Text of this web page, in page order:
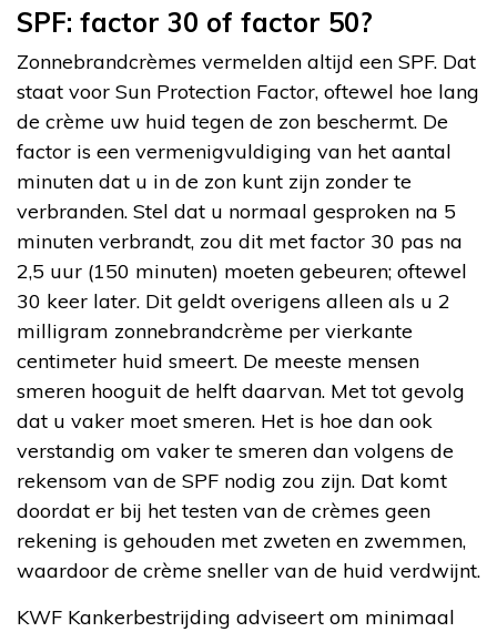
SPF: factor 30 of factor 50?
Zonnebrandcrèmes vermelden altijd een SPF. Dat
staat voor Sun Protection Factor, oftewel hoe lang
de crème uw huid tegen de zon beschermt. De
factor is een vermenigvuldiging van het aantal
minuten dat u in de zon kunt zijn zonder te
verbranden. Stel dat u normaal gesproken na 5
minuten verbrandt, zou dit met factor 30 pas na
2,5 uur (150 minuten) moeten gebeuren; oftewel
30 keer later. Dit geldt overigens alleen als u 2
milligram zonnebrandcrème per vierkante
centimeter huid smeert. De meeste mensen
smeren hooguit de helft daarvan. Met tot gevolg
dat u vaker moet smeren. Het is hoe dan ook
verstandig om vaker te smeren dan volgens de
rekensom van de SPF nodig zou zijn. Dat komt
doordat er bij het testen van de crèmes geen
rekening is gehouden met zweten en zwemmen,
waardoor de crème sneller van de huid verdwijnt.
KWF Kankerbestrijding adviseert om minimaal